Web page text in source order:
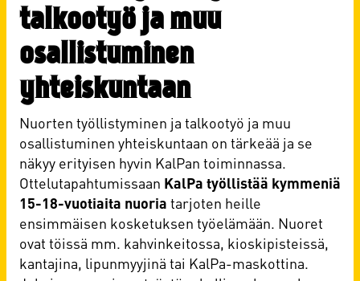
talkootyö ja muu
osallistuminen
yhteiskuntaan
Nuorten työllistyminen ja talkootyö ja muu
osallistuminen yhteiskuntaan on tärkeää ja se
näkyy erityisen hyvin KalPan toiminnassa.
Ottelutapahtumissaan KalPa työllistää kymmeniä
15-18-vuotiaita nuoria tarjoten heille
ensimmäisen kosketuksen työelämään. Nuoret
ovat töissä mm. kahvinkeitossa, kioskipisteissä,
kantajina, lipunmyyjinä tai KalPa-maskottina.